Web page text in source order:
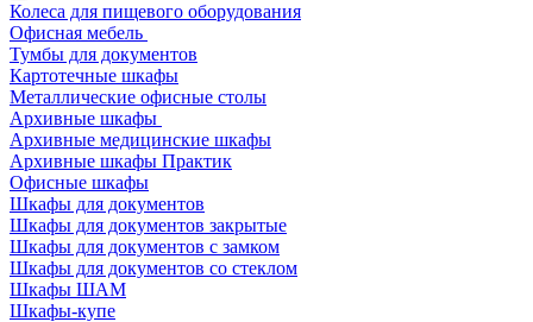
Колеса для пищевого оборудования
Офисная мебель
Тумбы для документов
Картотечные шкафы
Металлические офисные столы
Архивные шкафы
Архивные медицинские шкафы
Архивные шкафы Практик
Офисные шкафы
Шкафы для документов
Шкафы для документов закрытые
Шкафы для документов с замком
Шкафы для документов со стеклом
Шкафы ШАМ
Шкафы-купе